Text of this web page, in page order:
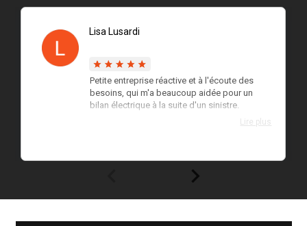
Lisa Lusardi
Petite entreprise réactive et à l'écoute des
besoins, qui m'a beaucoup aidée pour un
bilan électrique à la suite d'un sinistre.
Lire plus